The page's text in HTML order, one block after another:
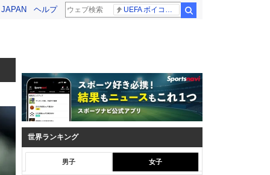
ヘルプ
世界ランキング
男子 女子